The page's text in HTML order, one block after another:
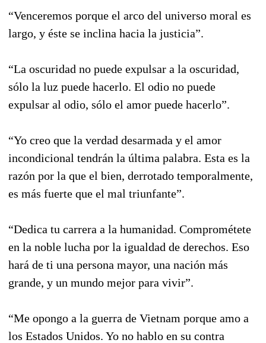
“Venceremos porque el arco del universo moral es
largo, y éste se inclina hacia la justicia”.
“La oscuridad no puede expulsar a la oscuridad,
sólo la luz puede hacerlo. El odio no puede
expulsar al odio, sólo el amor puede hacerlo”.
“Yo creo que la verdad desarmada y el amor
incondicional tendrán la última palabra. Esta es la
razón por la que el bien, derrotado temporalmente,
es más fuerte que el mal triunfante”.
“Dedica tu carrera a la humanidad. Comprométete
en la noble lucha por la igualdad de derechos. Eso
hará de ti una persona mayor, una nación más
grande, y un mundo mejor para vivir”.
“Me opongo a la guerra de Vietnam porque amo a
los Estados Unidos. Yo no hablo en su contra